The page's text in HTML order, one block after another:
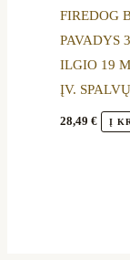
FIREDOG
PAVADYS
ILGIO 19
ĮV. SPALVŲ
28,49€ Į